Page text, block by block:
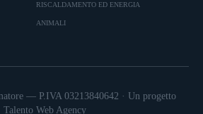
RISCALDAMENTO ED ENERGIA
ANIMALI
— P.IVA 03213840642 · Un progetto
Talento Web Agency